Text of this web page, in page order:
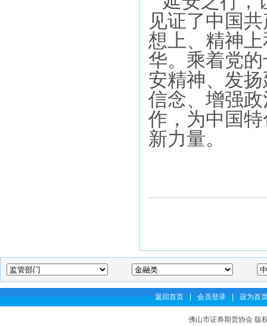
见证了中国
想上、精神
华。乘着党
安精神、发
信念、增强
作，为中国
新力量。
返回首页 | 会员登录 | 设为首
佛山市证券期货协会 版